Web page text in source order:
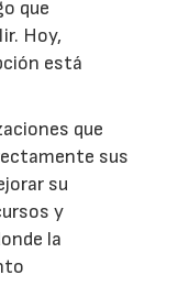
que
Hoy,
está
que
sus
su
y
la